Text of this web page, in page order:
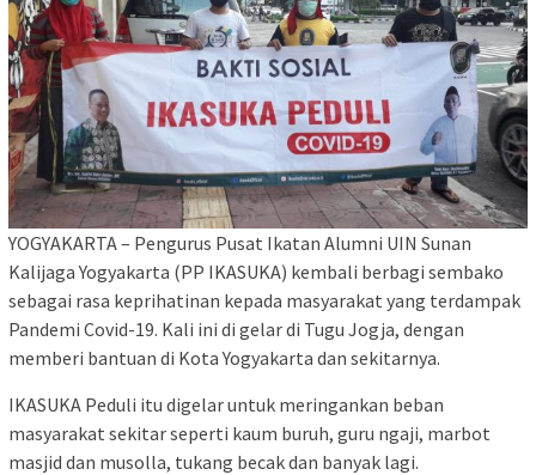
YOGYAKARTA – Pengurus Pusat Ikatan Alumni UIN Sunan
Kalijaga Yogyakarta (PP IKASUKA) kembali berbagi sembako
sebagai rasa keprihatinan kepada masyarakat yang terdampak
Pandemi Covid-19. Kali ini di gelar di Tugu Jogja, dengan
memberi bantuan di Kota Yogyakarta dan sekitarnya.
IKASUKA Peduli itu digelar untuk meringankan beban
masyarakat sekitar seperti kaum buruh, guru ngaji, marbot
masjid dan musolla, tukang becak dan banyak lagi.